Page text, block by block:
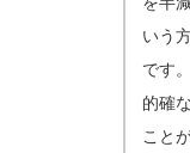
いう
です。
的確
こと